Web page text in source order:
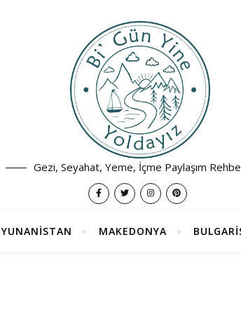
Gezi, Seyahat, Yeme, İçme Paylaşım
YUNANİSTAN MAKEDONYA